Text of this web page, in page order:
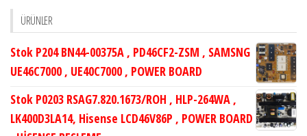
ÜRÜNLER
Stok P204 BN44-00375A , PD46CF2-ZSM , SAMSNG
UE46C7000 , UE40C7000 , POWER BOARD
Stok P0203 RSAG7.820.1673/ROH , HLP-264WA ,
LK400D3LA14, Hisense LCD46V86P , POWER BOARD